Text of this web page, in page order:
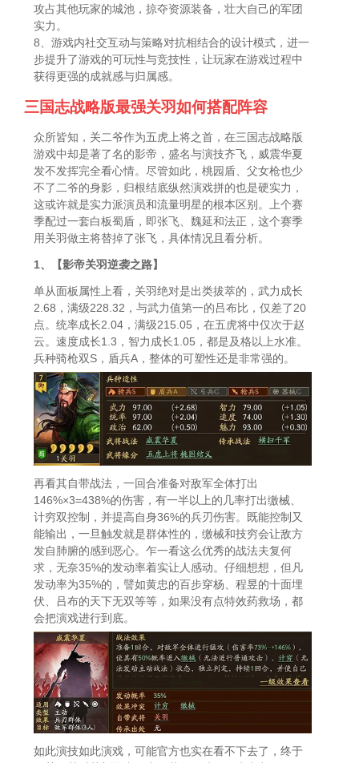
攻占其他玩家的城池，掠夺资源装备，壮大自己的军团
实力。
8、游戏内社交互动与策略对抗相结合的设计模式，进一
步提升了游戏的可玩性与竞技性，让玩家在游戏过程中
获得更强的成就感与归属感。
三国志战略版最强关羽如何搭配阵容
众所皆知，关二爷作为五虎上将之首，在三国志战略版
游戏中却是著了名的影帝，盛名与演技齐飞，威震华夏
发不发挥完全看心情。尽管如此，桃园盾、父女枪也少
不了二爷的身影，归根结底纵然演戏拼的也是硬实力，
这或许就是实力派演员和流量明星的根本区别。上个赛
季配过一套白板蜀盾，即张飞、魏延和法正，这个赛季
用关羽做主将替掉了张飞，具体情况且看分析。
1、【影帝关羽逆袭之路】
单从面板属性上看，关羽绝对是出类拔萃的，武力成长
2.68，满级228.32，与武力值第一的吕布比，仅差了20
点。统率成长2.04，满级215.05，在五虎将中仅次于赵
云。速度成长1.3，智力成长1.05，都是及格以上水准。
兵种骑枪双S，盾兵A，整体的可塑性还是非常强的。
再看其自带战法，一回合准备对敌军全体打出
146%×3=438%的伤害，有一半以上的几率打出缴械、
计穷双控制，并提高自身36%的兵刃伤害。既能控制又
能输出，一旦触发就是群体性的，缴械和技穷会让敌方
发自肺腑的感到恶心。乍一看这么优秀的战法夫复何
求，无奈35%的发动率着实让人感动。仔细想想，但凡
发动率为35%的，譬如黄忠的百步穿杨、程昱的十面埋
伏、吕布的天下无双等等，如果没有点特效药救场，都
会把演戏进行到底。
如此演技如此演戏，可能官方也实在看不下去了，终于